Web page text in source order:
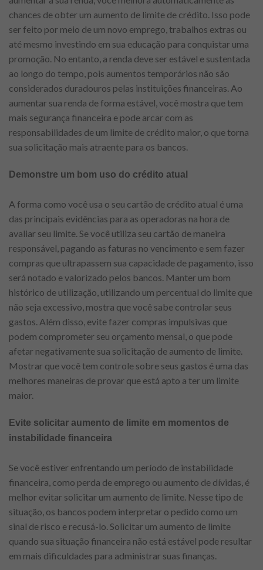
chances de obter um aumento de limite de crédito. Isso pode
ser feito por meio de um novo emprego, trabalhos extras ou
até mesmo investindo em sua educação para conquistar uma
promoção. No entanto, a renda deve ser estável e sustentada
ao longo do tempo, pois aumentos temporários não são
considerados duradouros pelas instituições financeiras. Ao
aumentar sua renda de forma estável, você mostra que tem
mais segurança financeira e pode arcar com as
responsabilidades de um limite de crédito maior, o que torna
sua solicitação mais atraente para os bancos.
Demonstre um bom uso do crédito atual
A forma como você usa o seu cartão de crédito atual é uma
das principais evidências para as operadoras na hora de
avaliar seu limite. Se você utiliza seu cartão de maneira
responsável, pagando as faturas no vencimento e sem fazer
compras que ultrapassem sua capacidade de pagamento, isso
será notado e valorizado pelos bancos. Manter um bom
histórico de utilização, utilizando um percentual do limite que
não seja excessivo, mostra que você sabe controlar seus
gastos. Além disso, evite fazer compras impulsivas que
podem comprometer seu orçamento mensal, o que pode
afetar negativamente sua solicitação de aumento de limite.
Mostrar que você tem controle sobre seus gastos é uma das
melhores maneiras de provar que está apto a ter um limite
maior.
Evite solicitar aumento de limite em momentos de
instabilidade financeira
Se você estiver enfrentando um período de instabilidade
financeira, como perda de emprego ou aumento de dívidas, é
melhor evitar solicitar um aumento de limite. Nesse tipo de
situação, os bancos podem interpretar o pedido como um
sinal de risco e recusá-lo. Solicitar um aumento de limite
quando sua situação financeira não está estável pode resultar
em mais dificuldades para administrar suas finanças.